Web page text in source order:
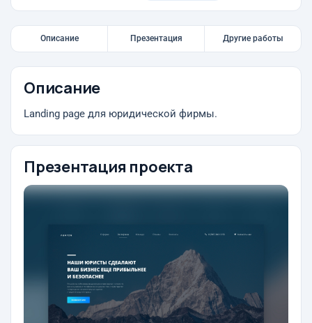
Описание Презентация Другие работы
Описание
Landing page для юридической фирмы.
Презентация проекта